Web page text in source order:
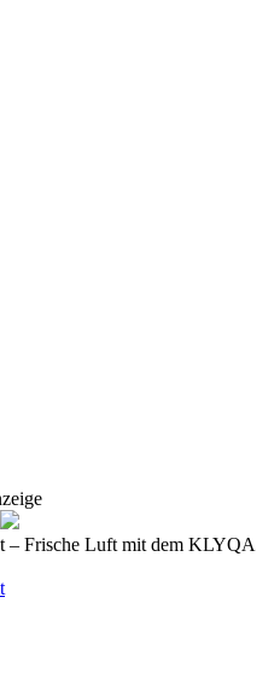
– Frische Luft mit dem KLYQA